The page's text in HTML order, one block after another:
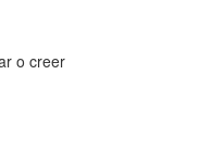
o creer